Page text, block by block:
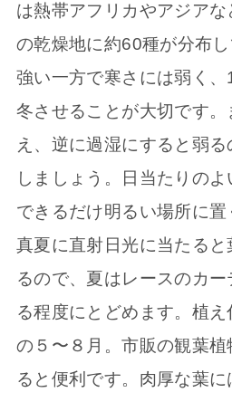
は熱帯アフリカやアジア
の乾燥地に約60種が分布
強い一方で寒さには弱く
冬させることが大切です
え、逆に過湿にすると弱
しましょう。日当たりのよ
できるだけ明るい場所に置
真夏に直射日光に当たる
るので、夏はレースのカ
る程度にとどめます。植
の５〜８月。市販の観葉
ると便利です。肉厚な葉